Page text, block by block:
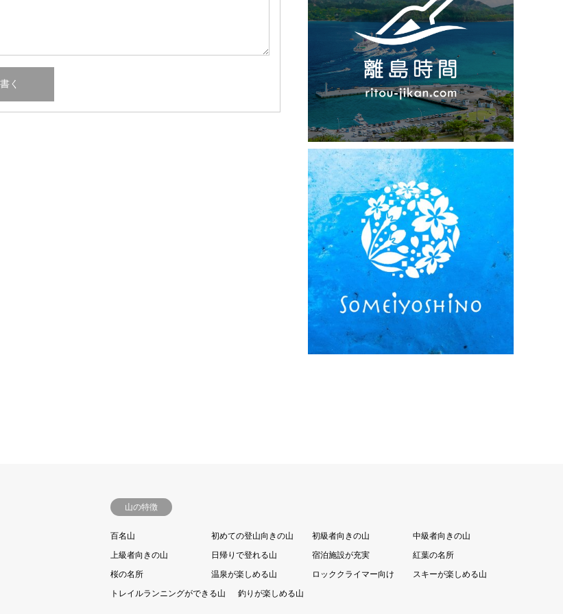
山の特徴
百名山 初めての登山向きの山 初級者向きの山
中級者向きの山
上級者向きの山
日帰りで登れる山 宿泊施設が充実
紅葉の名所
桜の名所
温泉が楽しめる山 ロッククライマー向け
スキーが楽しめる山
トレイルランニングができる山
釣りが楽しめる山